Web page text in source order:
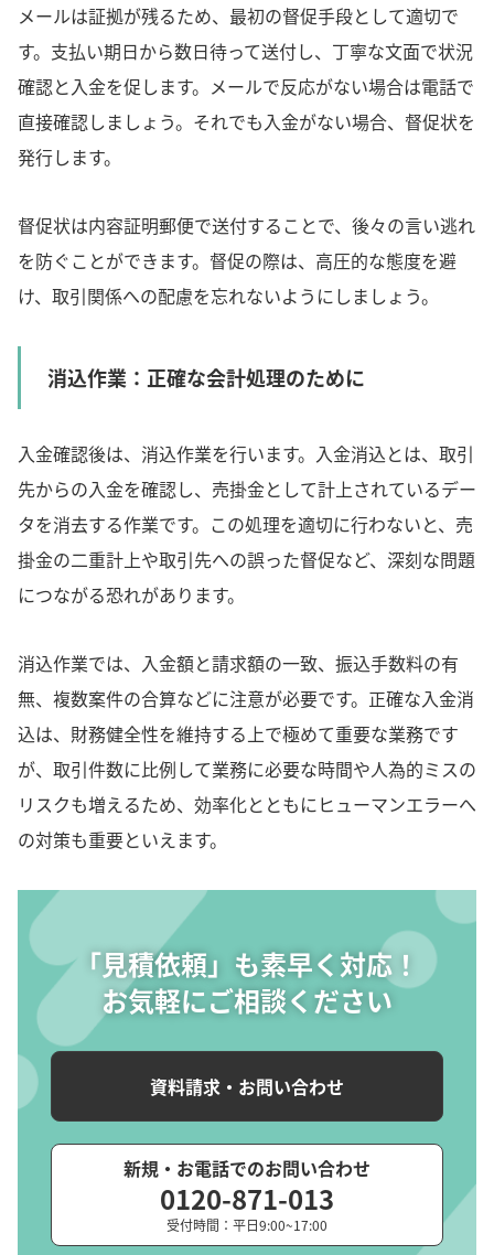
メールは証拠が残るため、最初の督促手段として適切で
す。支払い期日から数日待って送付し、丁寧な文面で状況
確認と入金を促します。メールで反応がない場合は電話で
直接確認しましょう。それでも入金がない場合、督促状を
発行します。
督促状は内容証明郵便で送付することで、後々の言い逃れ
を防ぐことができます。督促の際は、高圧的な態度を避
け、取引関係への配慮を忘れないようにしましょう。
消込作業：正確な会計処理のために
入金確認後は、消込作業を行います。入金消込とは、取引
先からの入金を確認し、売掛金として計上されているデー
タを消去する作業です。この処理を適切に行わないと、売
掛金の二重計上や取引先への誤った督促など、深刻な問題
につながる恐れがあります。
消込作業では、入金額と請求額の一致、振込手数料の有
無、複数案件の合算などに注意が必要です。正確な入金消
込は、財務健全性を維持する上で極めて重要な業務です
が、取引件数に比例して業務に必要な時間や人為的ミスの
リスクも増えるため、効率化とともにヒューマンエラーへ
の対策も重要といえます。
「見積依頼」も素早く対応！
お気軽にご相談ください
資料請求・お問い合わせ
新規・お電話でのお問い合わせ
0120-871-013
受付時間：平日9:00~17:00